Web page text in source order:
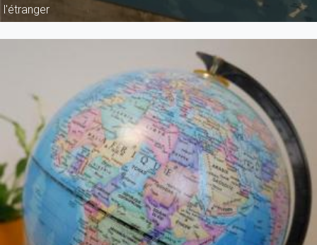
l'étranger